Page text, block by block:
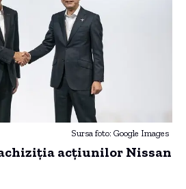
Sursa foto: Google Images
acțiunilor Nissan